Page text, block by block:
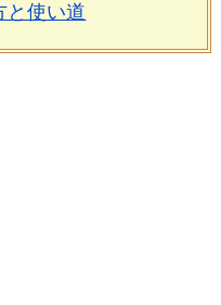
と使い道